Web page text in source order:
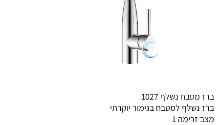
ברז מטבח נשלף 1027
ברז נשלף למטבח בגימור יוקרתי
מצב זרימה 1